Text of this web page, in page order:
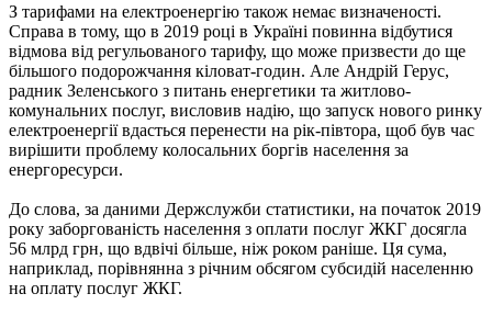
З тарифами на електроенергію також немає визначеності.
Справа в тому, що в 2019 році в Україні повинна відбутися
відмова від регульованого тарифу, що може призвести до ще
більшого подорожчання кіловат-годин. Але Андрій Герус,
радник Зеленського з питань енергетики та житлово-
комунальних послуг, висловив надію, що запуск нового ринку
електроенергії вдасться перенести на рік-півтора, щоб був час
вирішити проблему колосальних боргів населення за
енергоресурси.
До слова, за даними Держслужби статистики, на початок 2019
року заборгованість населення з оплати послуг ЖКГ досягла
56 млрд грн, що вдвічі більше, ніж роком раніше. Ця сума,
наприклад, порівнянна з річним обсягом субсидій населенню
на оплату послуг ЖКГ.